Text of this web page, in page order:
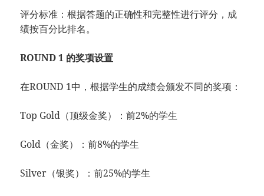
评分标准：根据答题的正确性和完整性进行评分，成
绩按百分比排名。
ROUND 1 的奖项设置
在ROUND 1中，根据学生的成绩会颁发不同的奖项：
Top Gold（顶级金奖）：前2%的学生
Gold（金奖）：前8%的学生
Silver（银奖）：前25%的学生